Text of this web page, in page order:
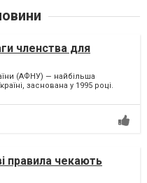
членства для
(АФНУ) — найбільша
заснована у 1995 році.
правила чекають